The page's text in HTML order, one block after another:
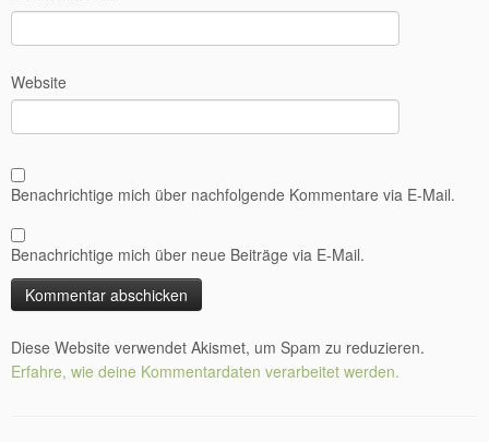
Website
Benachrichtige mich über nachfolgende Kommentare via E-Mail.
Benachrichtige mich über neue Beiträge via E-Mail.
Diese Website verwendet Akismet, um Spam zu reduzieren.
Erfahre, wie deine Kommentardaten verarbeitet werden.